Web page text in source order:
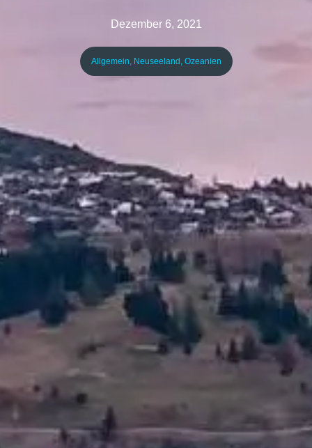
Dezember 6, 2021
Allgemein, Neuseeland, Ozeanien